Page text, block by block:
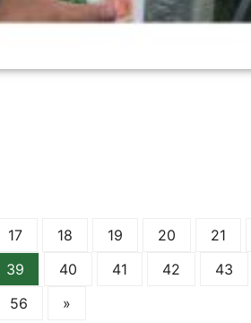
17 18 19 20 21
39 40 41 42 43
56 »